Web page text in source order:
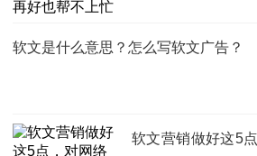
软文是什么意思？怎么写软文广告？
软文营销做好这5